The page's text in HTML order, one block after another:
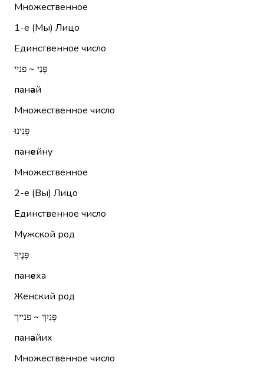
Множественное
1-е (Мы) Лицо
Единственное число
פָּנַי ~ פניי
панай
Множественное число
פָּנֵינוּ
панейну
Множественное
2-е (Вы) Лицо
Единственное число
Мужской род
פָּנֶיךָ
панеха
Женский род
פָּנַיִךְ ~ פנייך
панайих
Множественное число